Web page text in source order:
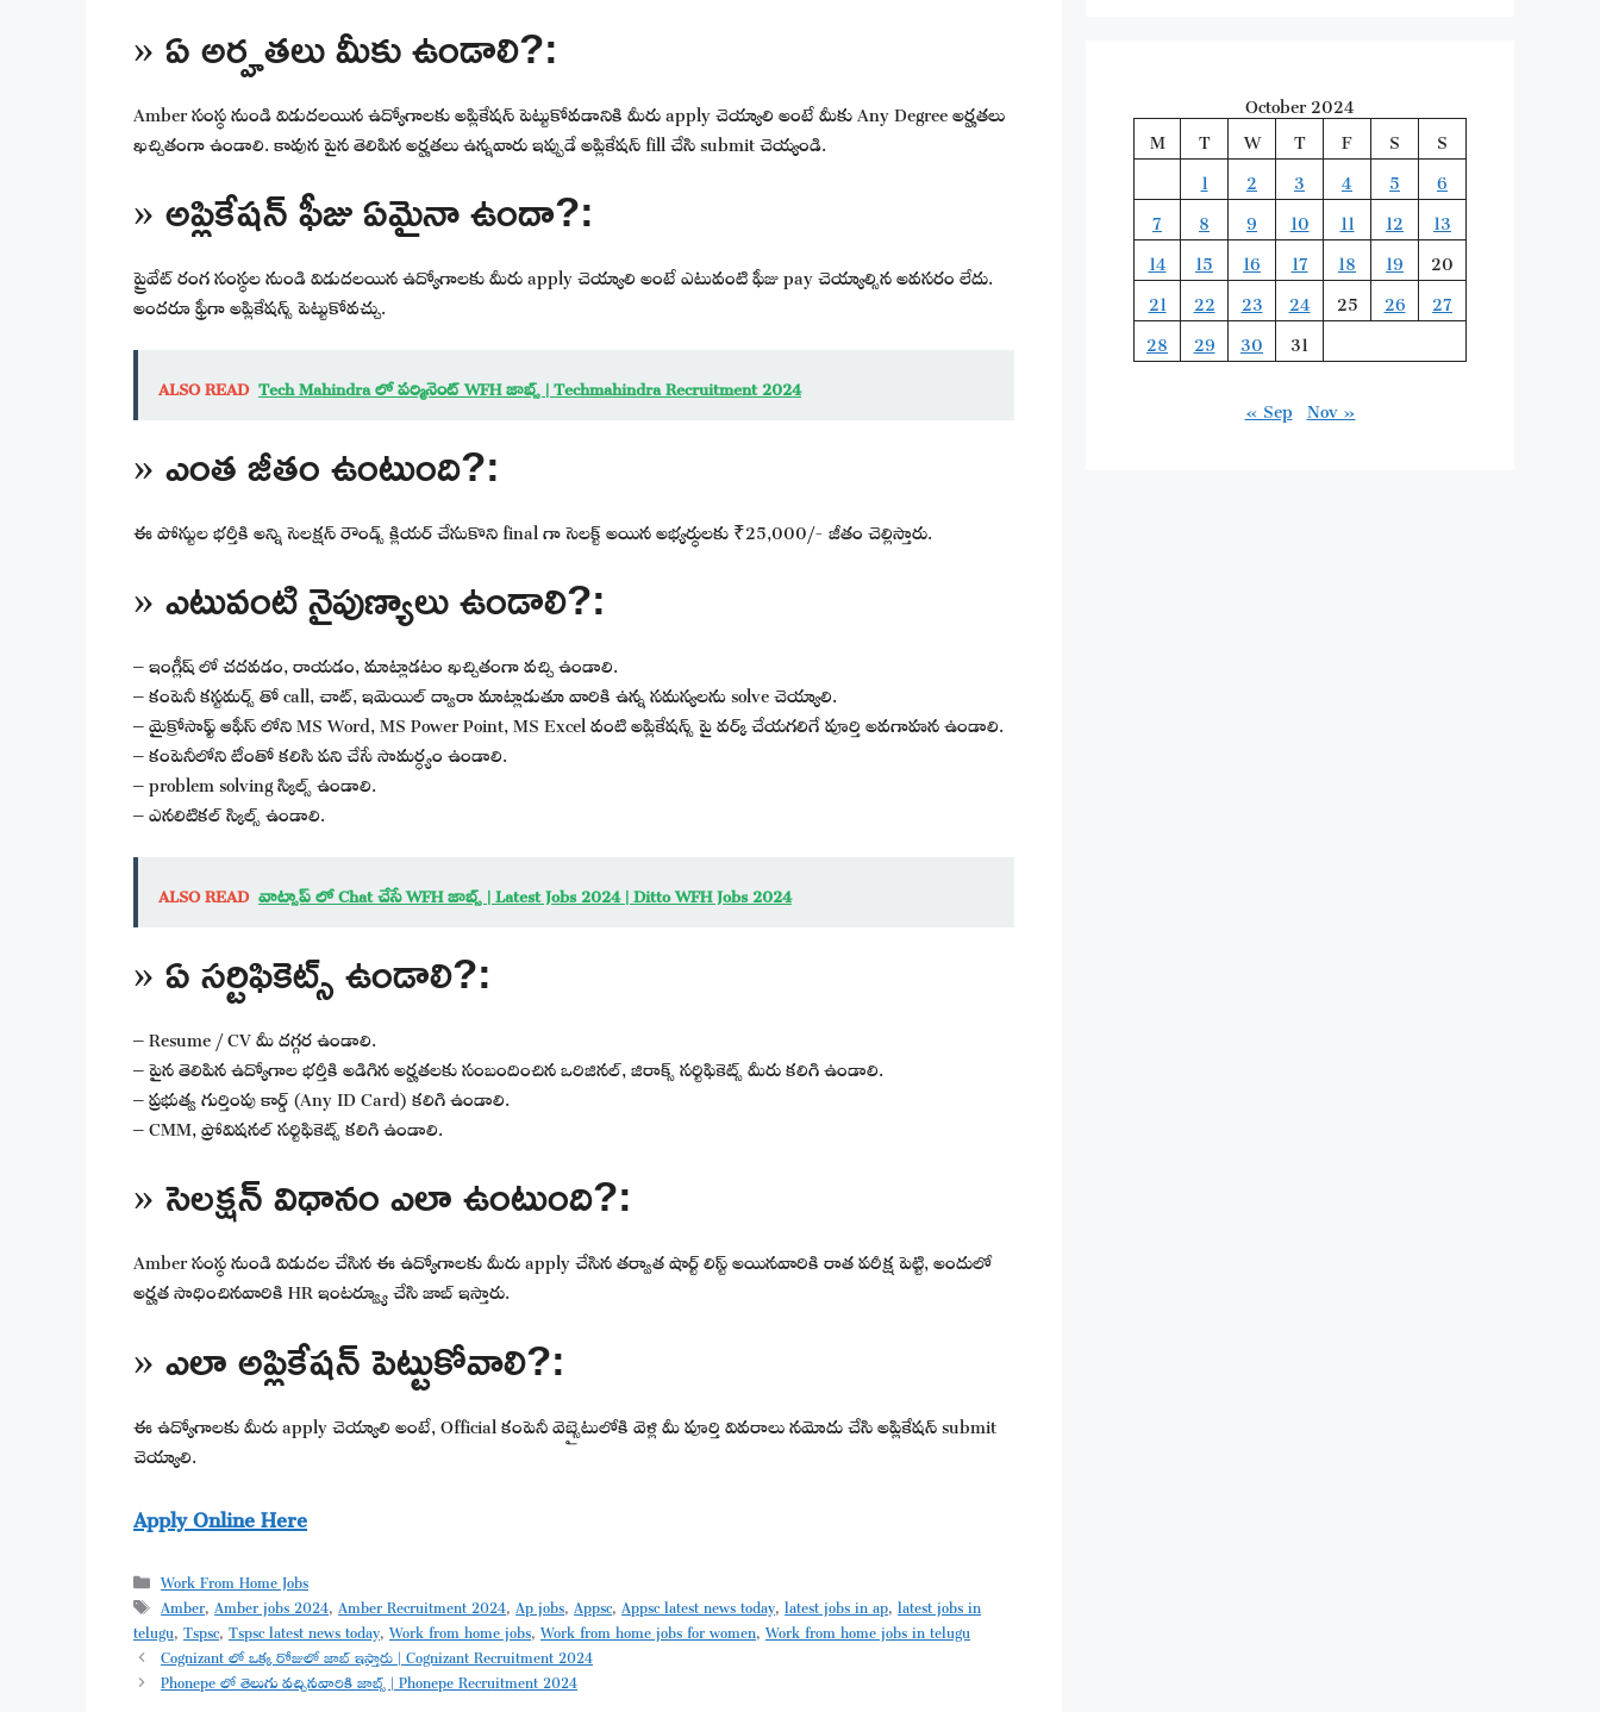
» ఏ అర్హతలు మీకు ఉండాలి?:
Amber సంస్థ నుండి విడుదలయిన ఉద్యోగాలకు అప్లికేషన్ పెట్టుకోవడానికి మీరు apply చెయ్యాలి అంటే మీకు Any Degree అర్హతలు
ఖచ్చితంగా ఉండాలి. కావున పైన తెలిపిన అర్హతలు ఉన్నవారు ఇప్పుడే అప్లికేషన్ fill చేసి submit చెయ్యండి.
» అప్లికేషన్ ఫీజు ఏమైనా ఉందా?:
ప్రైవేట్ రంగ సంస్థల నుండి విడుదలయిన ఉద్యోగాలకు మీరు apply చెయ్యాలి అంటే ఎటువంటి ఫీజు pay చెయ్యాల్సిన అవసరం లేదు.
అందరూ ఫ్రీగా అప్లికేషన్స్ పెట్టుకోవచ్చు.
ALSO READ Tech Mahindra లో పర్మినెంట్ WFH జాబ్స్ | Techmahindra Recruitment 2024
» ఎంత జీతం ఉంటుంది?:
ఈ పోస్టుల భర్తీకి అన్ని సెలక్షన్ రౌండ్స్ క్లియర్ చేసుకొని final గా సెలక్ట్ అయిన అభ్యర్థులకు ₹25,000/- జీతం చెల్లిస్తారు.
» ఎటువంటి నైపుణ్యాలు ఉండాలి?:
– ఇంగ్లీష్ లో చదవడం, రాయడం, మాట్లాడటం ఖచ్చితంగా వచ్చి ఉండాలి.
– కంపెనీ కస్టమర్స్ తో call, చాట్, ఇమెయిల్ ద్వారా మాట్లాడుతూ వారికి ఉన్న సమస్యలను solve చెయ్యాలి.
– మైక్రోసాఫ్ట్ ఆఫీస్ లోని MS Word, MS Power Point, MS Excel వంటి అప్లికేషన్స్ పై వర్క్ చేయగలిగే పూర్తి అవగాహన ఉండాలి.
– కంపెనీలోని టీంతో కలిసి పని చేసే సామర్ధ్యం ఉండాలి.
– problem solving స్కిల్స్ ఉండాలి.
– ఎనలిటికల్ స్కిల్స్ ఉండాలి.
ALSO READ వాట్సాప్ లో Chat చేసే WFH జాబ్స్ | Latest Jobs 2024 | Ditto WFH Jobs 2024
» ఏ సర్టిఫికెట్స్ ఉండాలి?:
– Resume / CV మీ దగ్గర ఉండాలి.
– పైన తెలిపిన ఉద్యోగాల భర్తీకి అడిగిన అర్హతలకు సంబందించిన ఒరిజినల్, జిరాక్స్ సర్టిఫికెట్స్ మీరు కలిగి ఉండాలి.
– ప్రభుత్వ గుర్తింపు కార్డ్ (Any ID Card) కలిగి ఉండాలి.
– CMM, ప్రోవిషనల్ సర్టిఫికెట్స్ కలిగి ఉండాలి.
» సెలక్షన్ విధానం ఎలా ఉంటుంది?:
Amber సంస్థ నుండి విడుదల చేసిన ఈ ఉద్యోగాలకు మీరు apply చేసిన తర్వాత షార్ట్ లిస్ట్ అయినవారికి రాత పరీక్ష పెట్టి, అందులో
అర్హత సాధించినవారికి HR ఇంటర్వ్యూ చేసి జాబ్ ఇస్తారు.
» ఎలా అప్లికేషన్ పెట్టుకోవాలి?:
ఈ ఉద్యోగాలకు మీరు apply చెయ్యాలి అంటే, Official కంపెనీ వెబ్సైటులోకి వెళ్లి మీ పూర్తి వివరాలు నమోదు చేసి అప్లికేషన్ submit
చెయ్యాలి.
Apply Online Here
Categories
Work From Home Jobs
Tags
Amber,Amber jobs 2024,Amber Recruitment 2024,Ap jobs,Appsc,Appsc latest news today,latest jobs in ap,latest jobs in
telugu,Tspsc,Tspsc latest news today,Work from home jobs,Work from home jobs for women,Work from home jobs in telugu
Cognizant లో ఒక్క రోజులో జాబ్ ఇస్తారు | Cognizant Recruitment 2024
Phonepe లో తెలుగు వచ్చినవారికి జాబ్స్ | Phonepe Recruitment 2024
October 2024
M
T W T F S
S
1
2 3 4 5
6
7
8 9 10 11 12
13
14
15 16 17 18 19
20
21
22 23 24 25 26
27
28
29 30
31
« Sep Nov »